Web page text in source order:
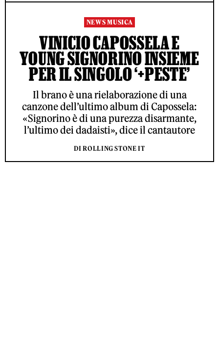
NEWS MUSICA
VINICIO CAPOSSELA E
YOUNG SIGNORINO INSIEME
PER IL SINGOLO ‘+PESTE’
Il brano è una rielaborazione di una
canzone dell’ultimo album di Capossela:
«Signorino è di una purezza disarmante,
l’ultimo dei dadaisti», dice il cantautore
DI ROLLING STONE IT